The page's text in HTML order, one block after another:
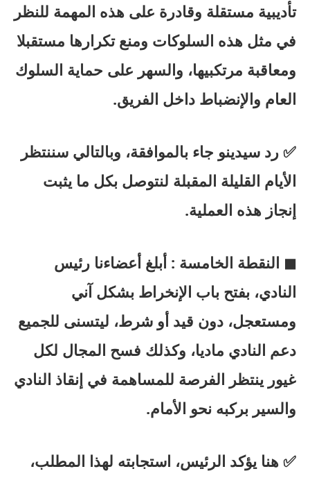
تأديبية مستقلة وقادرة على هذه المهمة للنظر
في مثل هذه السلوكات ومنع تكرارها مستقبلا
ومعاقبة مرتكبيها، والسهر على حماية السلوك
العام والإنضباط داخل الفريق.
✅ رد سيدينو جاء بالموافقة، وبالتالي سننتظر
الأيام القليلة المقبلة لنتوصل بكل ما يثبت
إنجاز هذه العملية.
◼ النقطة الخامسة : أبلغ أعضاءنا رئيس
النادي، بفتح باب الإنخراط بشكل آني
ومستعجل، دون قيد أو شرط، ليتسنى للجميع
دعم النادي ماديا، وكذلك فسح المجال لكل
غيور ينتظر الفرصة للمساهمة في إنقاذ النادي
والسير بركبه نحو الأمام.
✅ هنا يؤكد الرئيس، استجابته لهذا المطلب،